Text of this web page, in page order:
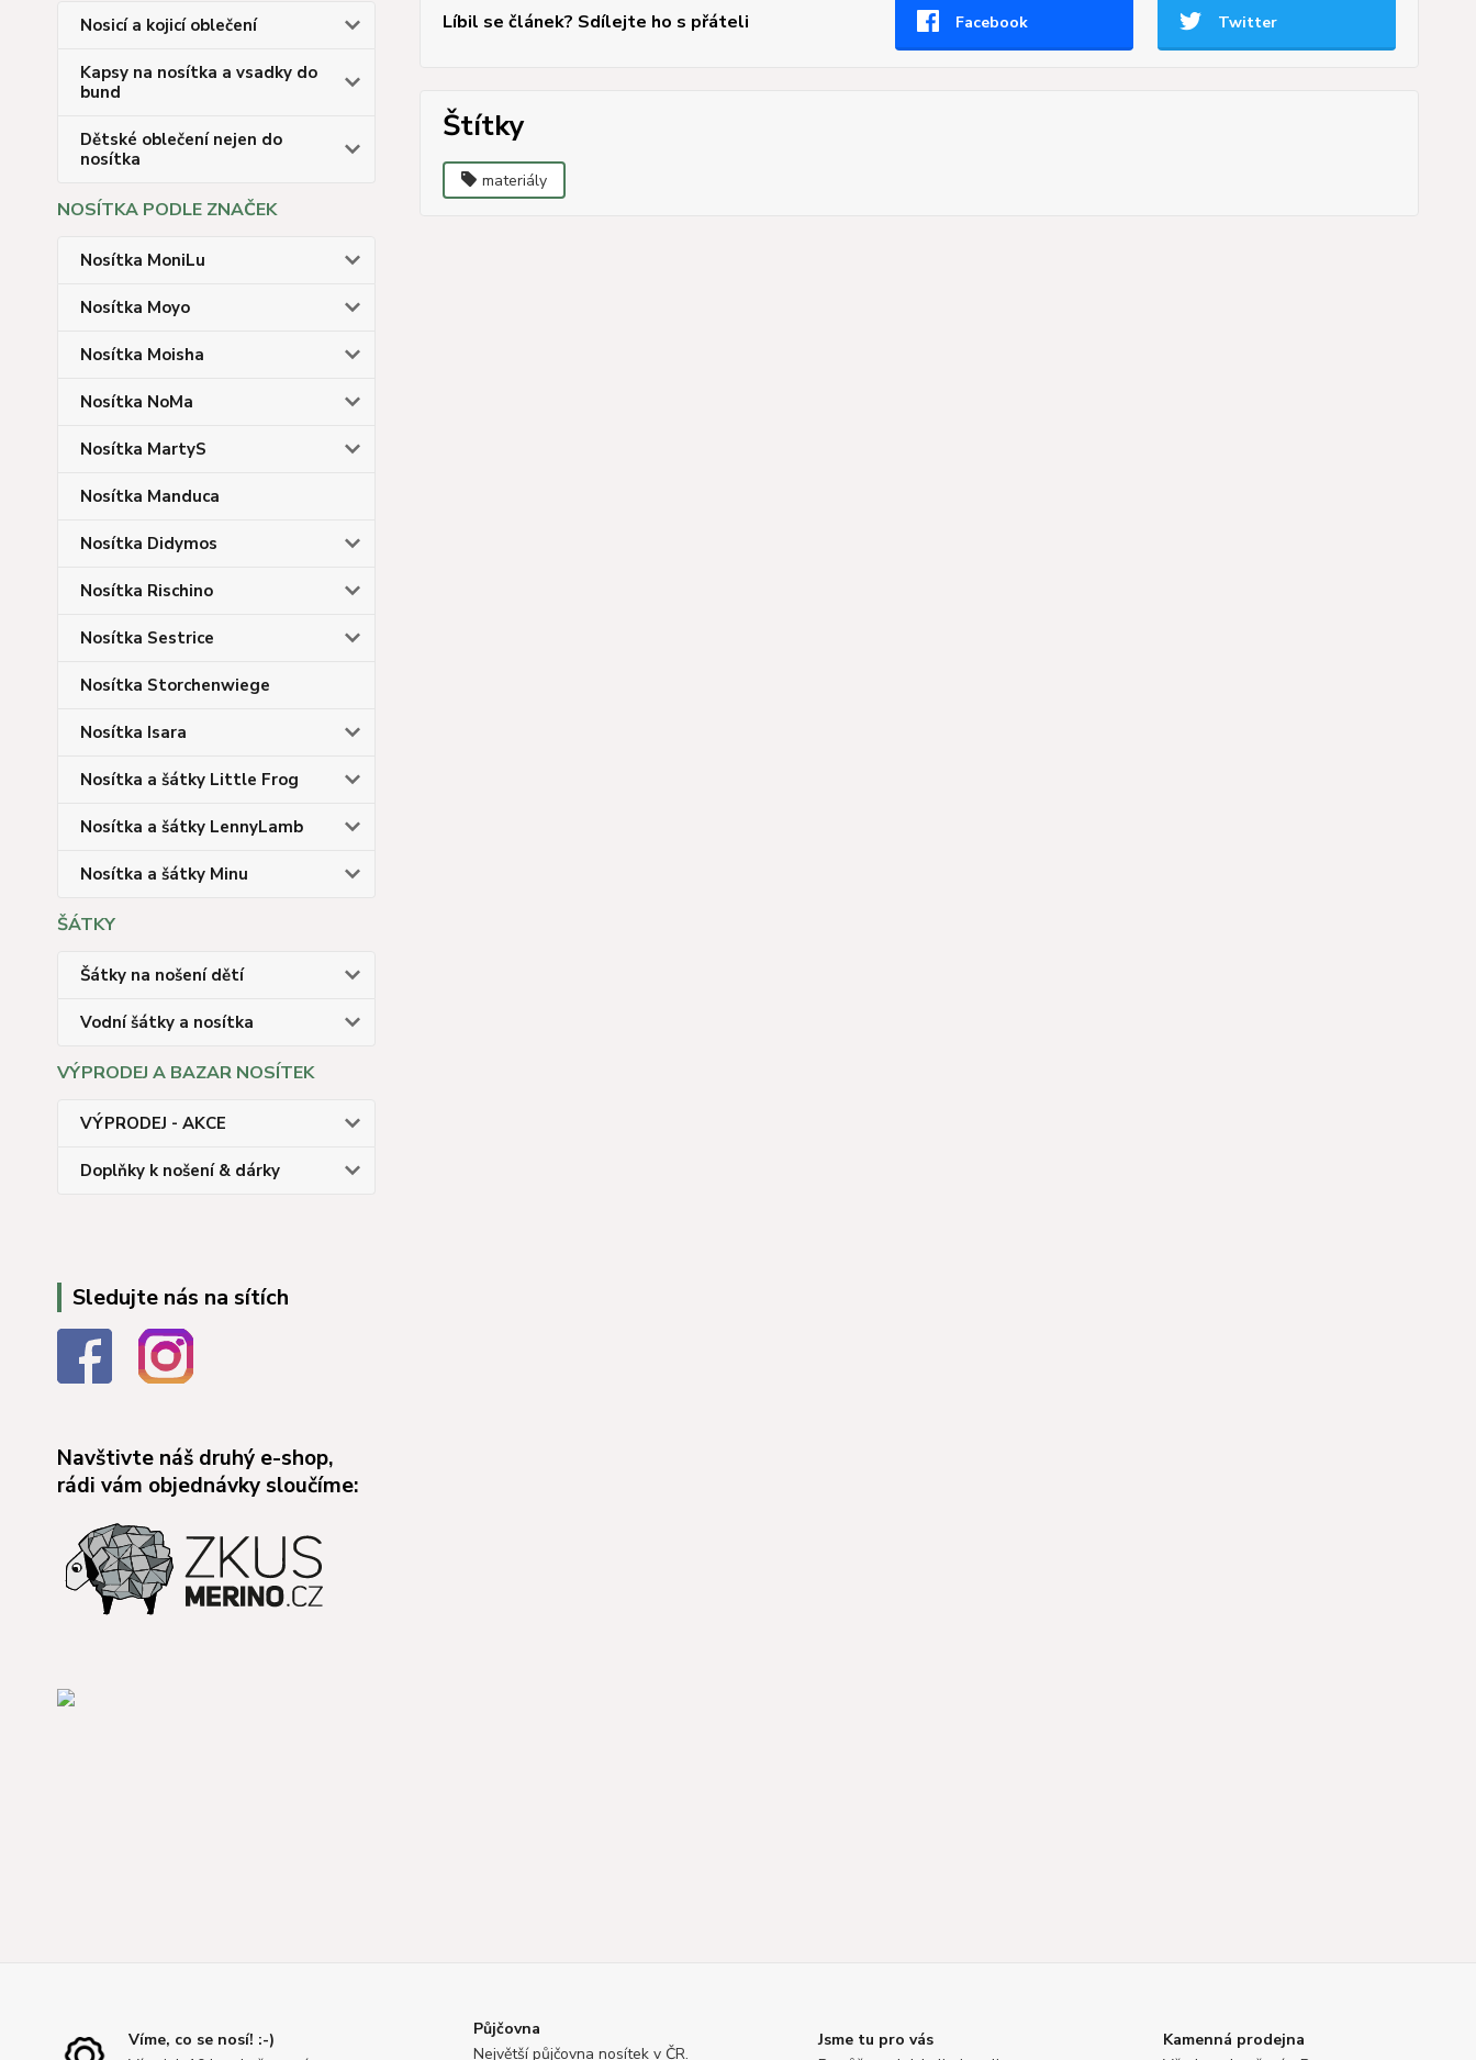
Nosicí a kojicí oblečení
Kapsy na nosítka a vsadky do
bund
Dětské oblečení nejen do
nosítka
NOSÍTKA PODLE ZNAČEK
Nosítka MoniLu
Nosítka Moyo
Nosítka Moisha
Nosítka NoMa
Nosítka MartyS
Nosítka Manduca
Nosítka Didymos
Nosítka Rischino
Nosítka Sestrice
Nosítka Storchenwiege
Nosítka Isara
Nosítka a šátky Little Frog
Nosítka a šátky LennyLamb
Nosítka a šátky Minu
ŠÁTKY
Šátky na nošení dětí
Vodní šátky a nosítka
VÝPRODEJ A BAZAR NOSÍTEK
VÝPRODEJ - AKCE
Doplňky k nošení & dárky
Sledujte nás na sítích
Navštivte náš druhý e-shop,
rádi vám objednávky sloučíme:
Líbil se článek? Sdílejte ho s přáteli Facebook Twitter
Štítky
materiály
Víme, co se nosí! :-)
Půjčovna
Největší půjčovna nosítek v ČR.
Jsme tu pro vás
Kamenná prodejna